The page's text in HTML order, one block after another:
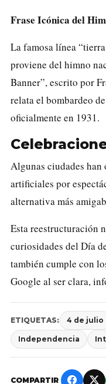
Frase Icónica del
La famosa línea
proviene del himno
Banner”, escrito por
relata el bombardeo
oficialmente en 1931.
Algunas ciudades
artificiales por
alternativa más
Esta reestructuración
curiosidades del Día
también cumple con
Google al ser clara,
ETIQUETAS: 4 de julio
Independencia
COMPARTIR